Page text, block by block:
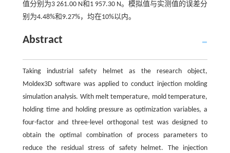
值分别为3 261.00 N和1 957.30 N。模拟值与实测值的误差分
别为4.48%和9.27%，均在10%以内。
Abstract
Taking industrial safety helmet as the research object,
Moldex3D software was applied to conduct injection molding
simulation analysis. With melt temperature, mold temperature,
holding time and holding pressure as optimization variables, a
four-factor and three-level orthogonal test was designed to
obtain the optimal combination of process parameters to
reduce the residual stress of safety helmet. The injection